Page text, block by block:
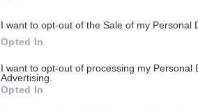
I want to opt-out of the Sale of my Personal
Opted In
I want to opt-out of processing my Personal
Advertising.
Opted In